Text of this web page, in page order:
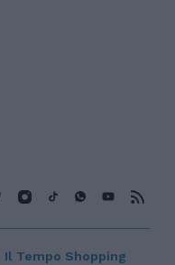
Il Tempo Shopping